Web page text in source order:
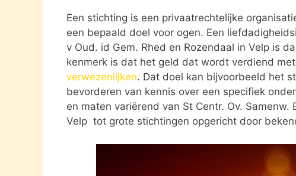
Een stichting is een privaatrechtelijke
een bepaald doel voor ogen. Een
v Oud. id Gem. Rhed en Rozendaal in Velp is
kenmerk is dat het geld dat wordt verdiend
verwezenlijken. Dat doel kan bijvoorbeeld het
bevorderen van kennis over een specifiek
en maten variërend van St Centr. Ov.
Velp tot grote stichtingen opgericht door